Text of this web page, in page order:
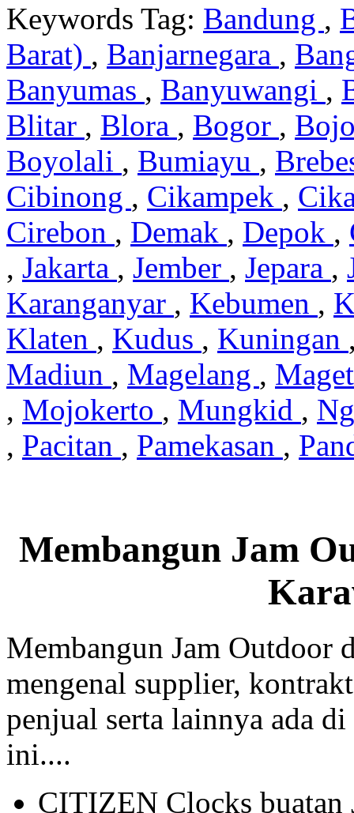
Keywords Tag: Bandung ,
Barat) , Banjarnegara ,
Banyumas , Banyuwangi ,
Blitar , Blora , Bogor ,
Boyolali , Bumiayu ,
Cibinong , Cikampek ,
Cirebon , Demak , Depok ,
, Jakarta , Jember , Jepara ,
Karanganyar , Kebumen ,
Klaten , Kudus , Kuningan
Madiun , Magelang ,
, Mojokerto , Mungkid ,
, Pacitan , Pamekasan ,
Membangun Jam
Membangun Jam Outdoor
mengenal supplier,
penjual serta lainnya ada
ini....
CITIZEN Clocks buatan